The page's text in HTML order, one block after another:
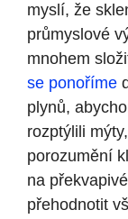
myslí, že
průmyslové
mnohem
se ponoříme
plynů,
rozptýlili
porozumění
na
přehodnotit